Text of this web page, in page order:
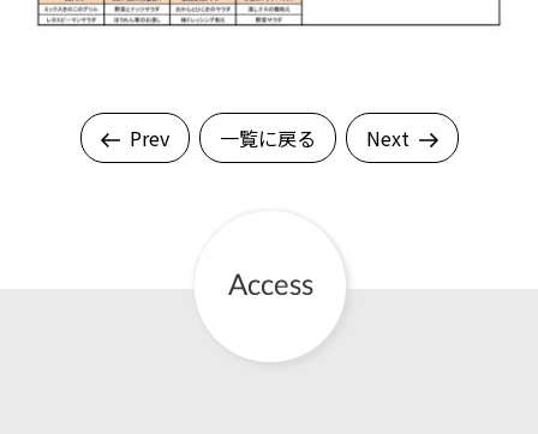
Prev 一覧に戻る Next